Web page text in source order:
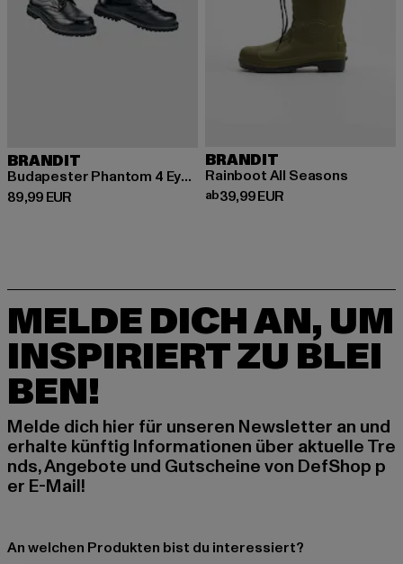
BRANDIT
Budapester Phantom 4 Eye Boot
89,99 EUR
Derzeitiger Preis: 89,99 EUR
BRANDIT
Rainboot All Seasons
ab39,99 EUR
Derzeitiger Preis: ab 39,99 EUR
MELDE DICH AN, UM
INSPIRIERT ZU BLEI
BEN!
Melde dich hier für unseren Newsletter an und
erhalte künftig Informationen über aktuelle Tre
nds, Angebote und Gutscheine von DefShop p
er E-Mail!
An welchen Produkten bist du interessiert?